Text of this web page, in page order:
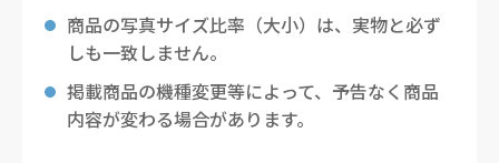
商品の写真サイズ比率（大小）は、実物と必ず
しも一致しません。
掲載商品の機種変更等によって、予告なく商品
内容が変わる場合があります。